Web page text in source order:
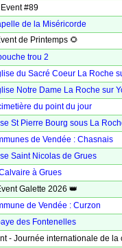
#89
de la Miséricorde
de Printemps 🌻
trou 2
du Sacré Coeur La Roche
Notre Dame La Roche sur
du point du jour
St Pierre Bourg sous La
de Vendée : Chasnais
Saint Nicolas de Grues
à Grues
Galette 2026 👑
de Vendée : Curzon
des Fontenelles
- Journée internationale de la